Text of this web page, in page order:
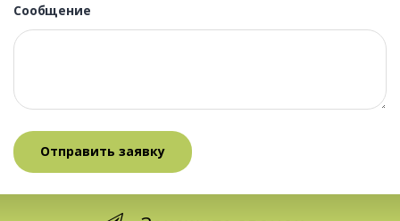
Сообщение